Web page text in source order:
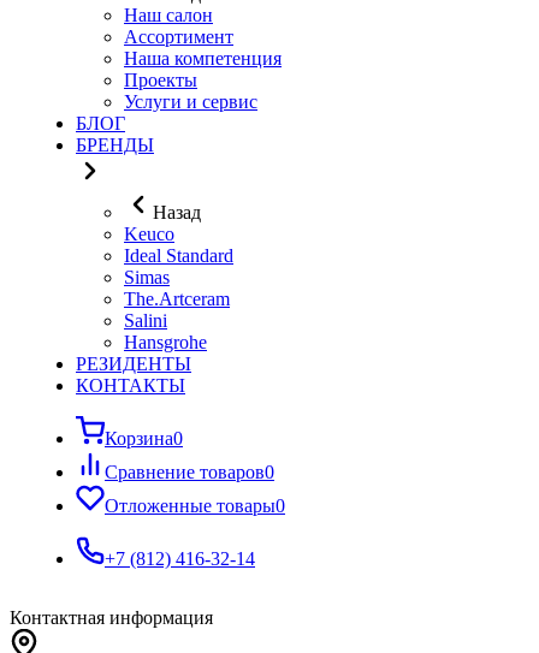
Наш салон
Ассортимент
Наша компетенция
Проекты
Услуги и сервис
БЛОГ
БРЕНДЫ
Назад
Keuco
Ideal Standard
Simas
The.Artceram
Salini
Hansgrohe
РЕЗИДЕНТЫ
КОНТАКТЫ
Корзина0
Сравнение товаров0
Отложенные товары0
+7 (812) 416-32-14
Контактная информация